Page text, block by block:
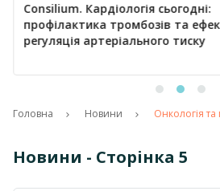
Consilium. Кардіологія сьогодні:
профілактика тромбозів та
регуляція артеріального тиску
Головна Новини Онкологія та
Новини - Сторінка 5